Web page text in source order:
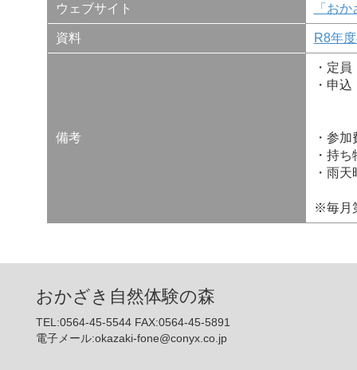
ウェブサイト 「お
資料 R8年
備考
・定
・申
・参
・持
・雨
※毎月
おかざき自然体験の森
TEL:0564-45-5544 FAX:0564-45-5891
電子メール:okazaki-fone@conyx.co.jp